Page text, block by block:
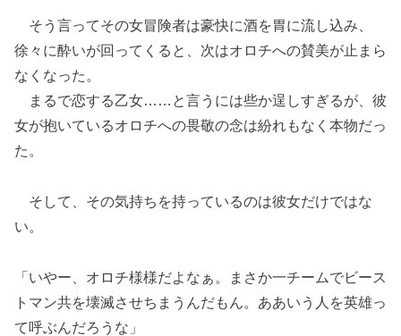
そう言ってその女冒険者は豪快に酒を胃に流し込み、
徐々に酔いが回ってくると、次はオロチへの賛美が止まら
なくなった。
まるで恋する乙女……と言うには些か逞しすぎるが、彼
女が抱いているオロチへの畏敬の念は紛れもなく本物だっ
た。
そして、その気持ちを持っているのは彼女だけではな
い。
「いやー、オロチ様様だよなぁ。まさか一チームでビース
トマン共を壊滅させちまうんだもん。ああいう人を英雄っ
て呼ぶんだろうな」